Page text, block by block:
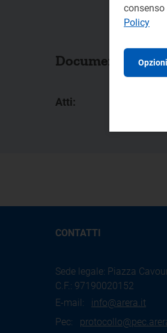
Documenti
Atti:
CONTATTI
Sede legale: Piazza
C.F.: 97190020152
E-mail: info@arera.it
Pec:
Policy
Opzioni